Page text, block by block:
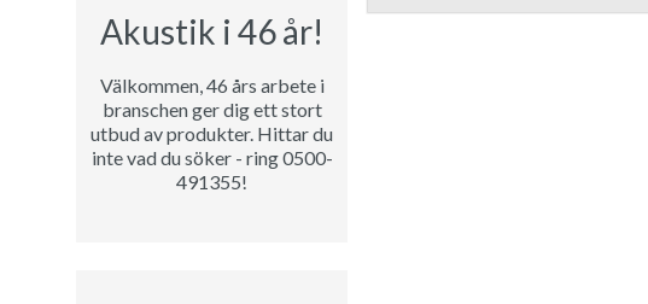
Akustik i 46 år!
Välkommen, 46 års arbete i
branschen ger dig ett stort
utbud av produkter. Hittar du
inte vad du söker - ring 0500-
491355!